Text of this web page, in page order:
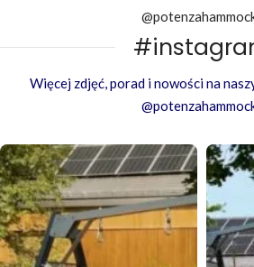
Więcej zdjęć, porad i nowości na